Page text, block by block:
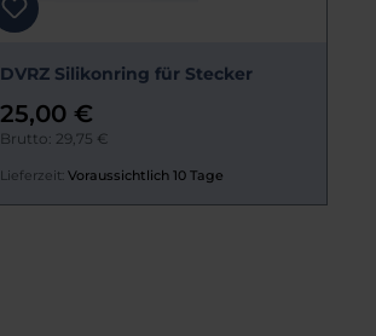
DVRZ Silikonring für Stecker
25,00 €
Brutto: 29,75 €
Lieferzeit: Voraussichtlich 10 Tage